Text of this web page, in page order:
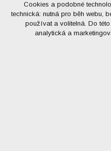
Přijmout všechny
Odmítnout vše
Cookies a podobné
technická: nutná pro běh webu,
používat a volitelná. Do
analytická a